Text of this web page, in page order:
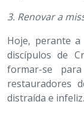
3. Renovar a
Hoje, perante
discípulos de
formar-se
restauradores
distraída e infeliz.